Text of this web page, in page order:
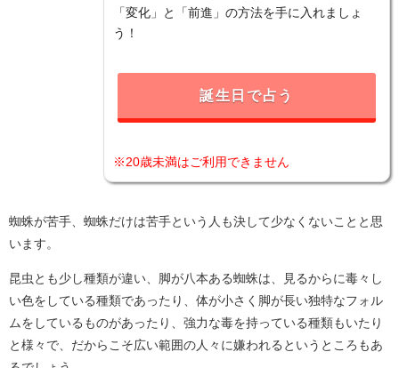
「変化」と「前進」の方法を手に入れましょ
う！
誕生日で占う
※20歳未満はご利用できません
蜘蛛が苦手、蜘蛛だけは苦手という人も決して少なくないことと思
います。
昆虫とも少し種類が違い、脚が八本ある蜘蛛は、見るからに毒々し
い色をしている種類であったり、体が小さく脚が長い独特なフォル
ムをしているものがあったり、強力な毒を持っている種類もいたり
と様々で、だからこそ広い範囲の人々に嫌われるというところもあ